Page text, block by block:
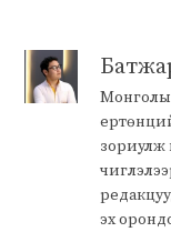
зориулж
эх